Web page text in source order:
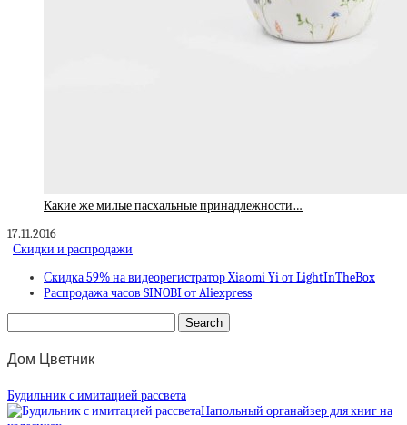
Какие же милые пасхальные принадлежности…
17.11.2016
Скидки и распродажи
Скидка 59% на видеорегистратор Xiaomi Yi от LightInTheBox
Распродажа часов SINOBI от Aliexpress
Дом Цветник
Будильник с имитацией рассвета
Напольный органайзер для книг на